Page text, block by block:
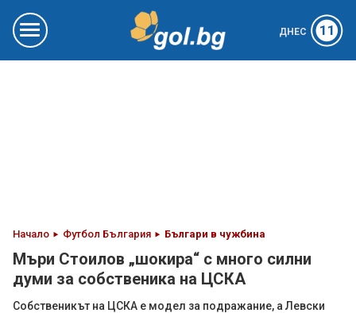
ДНЕС 11
Начало Футбол България Българи в чужбина
Мъри Стоилов „шокира“ с много силни
думи за собственика на ЦСКА
Собственикът на ЦСКА е модел за подражание, а Левски